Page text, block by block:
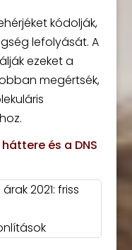
kódolják,
lefolyását. A
ezeket a
megértsék,
és a DNS
2021: friss